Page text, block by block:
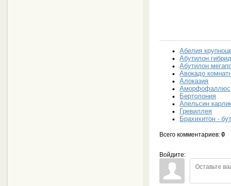
Абелия
Абутилон
Абутилон
Авокадо
Алоказия
Аморфофаллюс
Бертолония
Апельсин
Гревиллея
Брахихитон -
Всего комментариев:0
Войдите: